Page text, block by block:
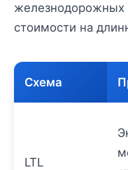
стоимости на
Схема
LTL